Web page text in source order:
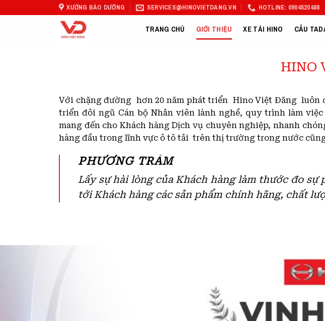
to
XƯỞNG BẢO DƯỠNG SERVICES@HINOVIETDANG.VN HOTLINE: 0904520488
TRANG CHỦ GIỚI THIỆU XE TẢI HINO CẨU
HINO
Với chặng đường hơn 20 năm phát triển Hino Việt Đăng luôn
triển đôi ngũ Cán bộ Nhân viên lành nghề, quy trình làm
mang đến cho Khách hàng Dịch vụ chuyên nghiệp, nhanh
hàng đầu trong lĩnh vực ô tô tải trên thị trường trong nước
PHƯƠNG TRÂM
Lấy sự hài lòng của Khách hàng làm thước đo
tới Khách hàng các sản phẩm chính hãng, chất